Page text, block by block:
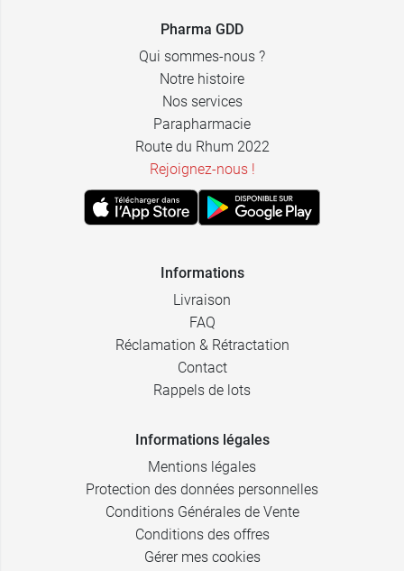
Pharma GDD
Qui sommes-nous ?
Notre histoire
Nos services
Parapharmacie
Route du Rhum 2022
Rejoignez-nous !
Informations
Livraison
FAQ
Réclamation & Rétractation
Contact
Rappels de lots
Informations légales
Mentions légales
Protection des données personnelles
Conditions Générales de Vente
Conditions des offres
Gérer mes cookies